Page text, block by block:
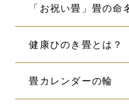
「お祝い畳」畳の
健康ひのき畳とは？
畳カレンダーの輪